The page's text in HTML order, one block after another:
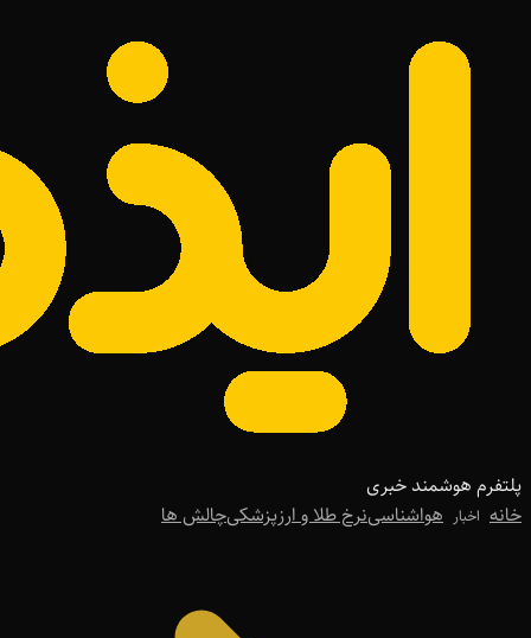
پلتفرم هوشمند خبری
خانه اخبار هواشناسینرخ طلا و ارزپزشکیچالش ها